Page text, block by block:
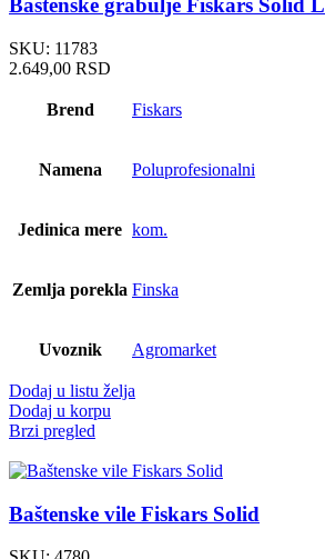
Baštenske grabulje Fiskars Solid L
SKU: 11783
2.649,00 RSD
Brend Fiskars
Namena Poluprofesionalni
Jedinica mere kom.
Zemlja porekla Finska
Uvoznik Agromarket
Dodaj u listu želja
Dodaj u korpu
Brzi pregled
Baštenske vile Fiskars Solid